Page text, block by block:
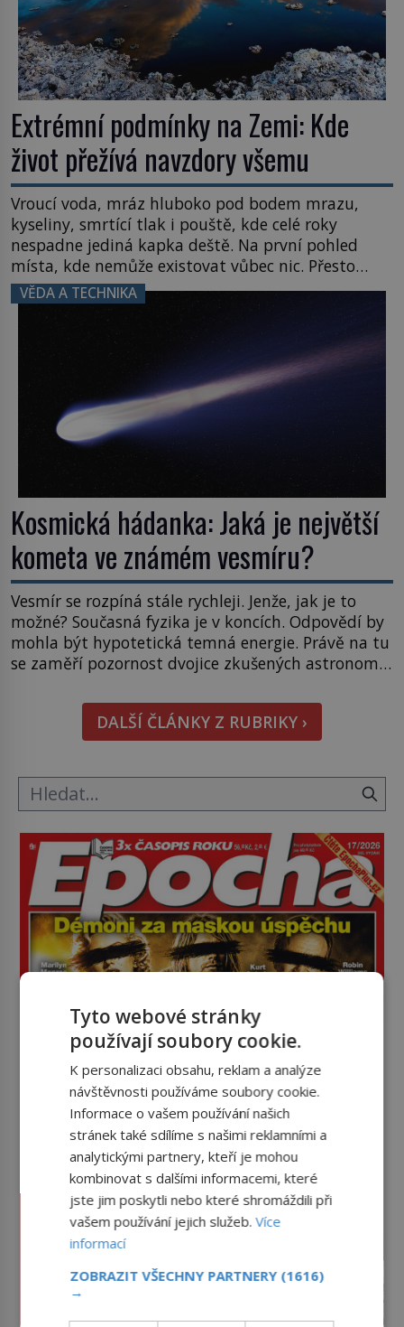
Extrémní podmínky na Zemi: Kde
život přežívá navzdory všemu
Vroucí voda, mráz hluboko pod bodem mrazu,
kyseliny, smrtící tlak i pouště, kde celé roky
nespadne jediná kapka deště. Na první pohled
místa, kde nemůže existovat vůbec nic. Přesto
právě tady vědci objevují organismy, které
posouvají hranice života. Každý nový nález mění
naše představy o tom, co všechno dokáže příroda a
napovídá, kde bychom jednou […]
VĚDA A TECHNIKA
Kosmická hádanka: Jaká je největší
kometa ve známém vesmíru?
Vesmír se rozpíná stále rychleji. Jenže, jak je to
možné? Současná fyzika je v koncích. Odpovědí by
mohla být hypotetická temná energie. Právě na tu
se zaměří pozornost dvojice zkušených astronomů.
hmatatelnějšího. Naprosto rekordní kometu!
Astronomové Pedro Bernardinelli a Gary Bernstein
mravenčí prací zkoumají archivní snímky v rámci
DALŠÍ ČLÁNKY Z RUBRIKY ›
Tyto webové stránky
používají soubory cookie.
K personalizaci obsahu, reklam a analýze
návštěvnosti používáme soubory cookie.
Informace o vašem používání našich
stránek také sdílíme s našimi reklamními a
analytickými partnery, kteří je mohou
kombinovat s dalšími informacemi, které
jste jim poskytli nebo které shromáždili při
vašem používání jejich služeb.Více
informací
ZOBRAZIT VŠECHNY PARTNERY (1616)
→